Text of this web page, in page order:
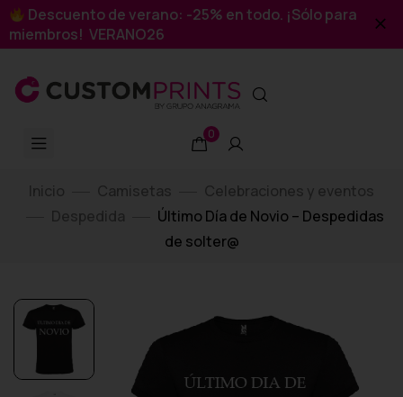
Descuento de verano: -25% en todo. ¡Sólo para
miembros! VERANO26
0
Inicio Camisetas
Celebraciones y eventos
Despedida
Último Día de Novio – Despedidas
de solter@